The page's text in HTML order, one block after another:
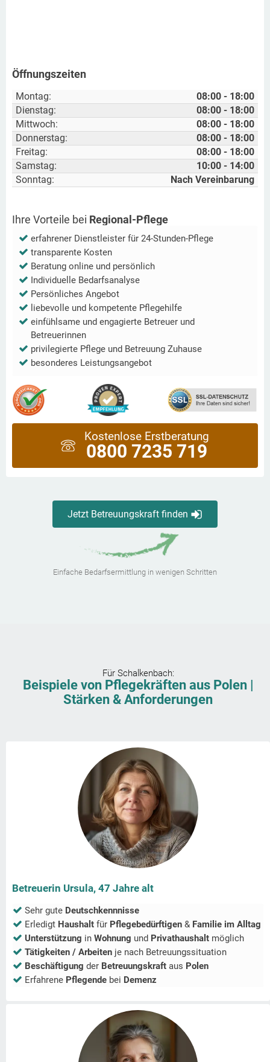
Öffnungszeiten
Montag:
08:00 - 18:00
Dienstag:
08:00 - 18:00
Mittwoch:
08:00 - 18:00
Donnerstag:
08:00 - 18:00
Freitag:
08:00 - 18:00
Samstag:
10:00 - 14:00
Sonntag:
Nach Vereinbarung
Ihre Vorteile bei Regional-Pflege
erfahrener Dienstleister für 24-Stunden-Pflege
transparente Kosten
Beratung online und persönlich
Individuelle Bedarfsanalyse
Persönliches Angebot
liebevolle und kompetente Pflegehilfe
einfühlsame und engagierte Betreuer und
Betreuerinnen
privilegierte Pflege und Betreuung Zuhause
besonderes Leistungsangebot
Kostenlose Erstberatung
0800 7235 719
Jetzt Betreuungskraft finden
Einfache Bedarfsermittlung in wenigen Schritten
Für Schalkenbach:
Beispiele von Pflegekräften aus Polen |
Stärken & Anforderungen
Betreuerin Ursula, 47 Jahre alt
Sehr gute Deutschkennnisse
Erledigt Haushalt für Pflegebedürftigen & Familie im Alltag
Unterstützung in Wohnung und Privathaushalt möglich
Tätigkeiten / Arbeiten je nach Betreuungssituation
Beschäftigung der Betreuungskraft aus Polen
Erfahrene Pflegende bei Demenz